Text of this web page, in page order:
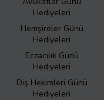
Hediyeleri
Hemşireler Günü
Hediyeleri
Eczacılık Günü
Hediyeleri
Diş Hekimleri Günü
Hediyeleri